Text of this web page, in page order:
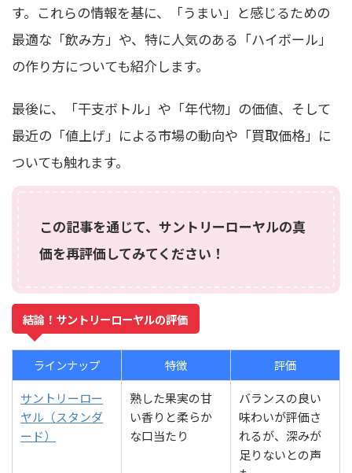
す。これらの情報を基に、「うまい」と感じるための
最適な「飲み方」や、特に人気のある「ハイボール」
の作り方についても紹介します。
最後に、「干支ボトル」や「年代物」の価値、そして
最近の「値上げ」による市場の動向や「買取価格」に
ついても触れます。
この記事を通じて、サントリーローヤルの真
価を再評価してみてください！
結論！サントリーローヤルの評価
ラインナップ 特徴
評価
サントリーロー
ヤル（スタンダ
ード）
熟した果実の甘
い香りと柔らか
な口当たり
バランスの良い
味わいが評価さ
れるが、深みが
足りないとの声